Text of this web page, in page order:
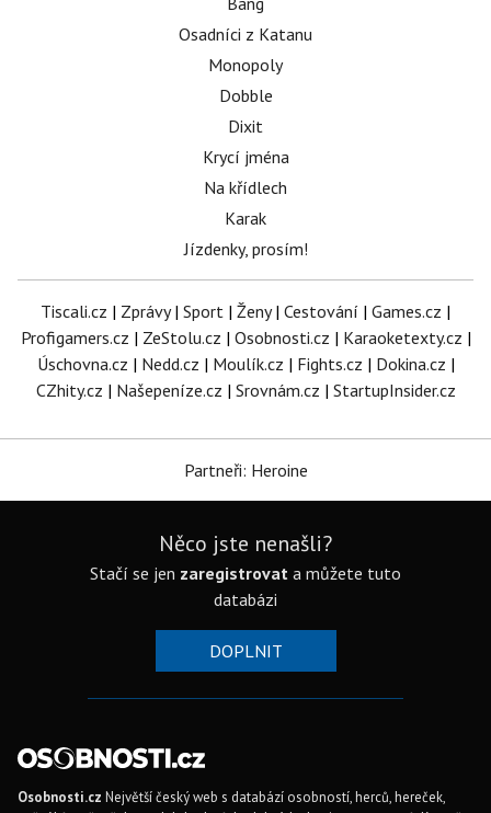
Osadníci z Katanu
Monopoly
Dobble
Dixit
Krycí jména
Na křídlech
Karak
Jízdenky, prosím!
Tiscali.cz | Zprávy| Sport | Ženy| Cestování | Games.cz |
Profigamers.cz | ZeStolu.cz | Osobnosti.cz | Karaoketexty.cz |
Úschovna.cz | Nedd.cz | Moulík.cz | Fights.cz | Dokina.cz |
CZhity.cz | Našepeníze.cz | Srovnám.cz | StartupInsider.cz
Partneři: Heroine
Něco jste nenašli?
Stačí se jen zaregistrovat a můžete tuto
databázi
DOPLNIT
Osobnosti.cz Největší český web s databází osobností, herců, hereček,